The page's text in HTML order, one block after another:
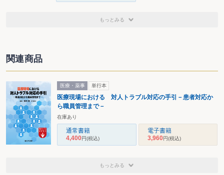
もっとみる
関連商品
医療・薬事 単行本
医療現場における 対人トラブル対応の手引－患者対応か
ら職員管理まで－
在庫あり
通常書籍
4,400円(税込)
電子書籍
3,960円(税込)
もっとみる